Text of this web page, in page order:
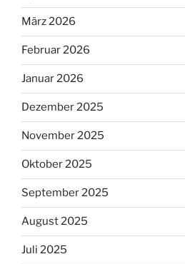
März 2026
Februar 2026
Januar 2026
Dezember 2025
November 2025
Oktober 2025
September 2025
August 2025
Juli 2025